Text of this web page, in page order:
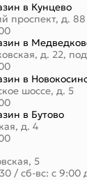
в Кунцево
проспект, д. 88
в
д. 22,
в
шоссе, д. 5
в Бутово
д. 4
5
/ сб-вс: с 9:00